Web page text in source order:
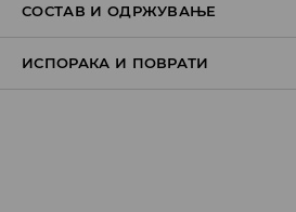
СОСТАВ И ОДРЖУВАЊЕ
100% ПАМУК
ИСПОРАКА И ПОВРАТИ